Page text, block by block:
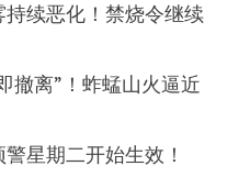
续恶化！禁烧令继续
撤离”！蚱蜢山火逼近
星期二开始生效！